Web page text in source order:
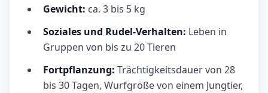
Gewicht: ca. 3 bis 5 kg
Soziales und Rudel-Verhalten: Leben in
Gruppen von bis zu 20 Tieren
Fortpflanzung: Trächtigkeitsdauer von 28
bis 30 Tagen, Wurfgröße von einem Jungtier,